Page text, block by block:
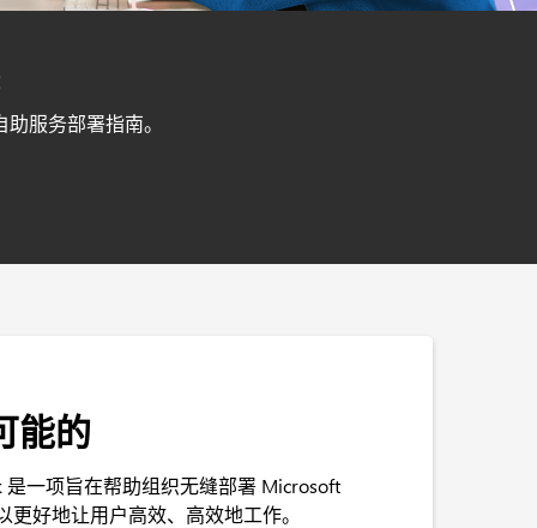
服务部署指南。
能的
是一项旨在帮助组织无缝部署 Microsoft
好地让用户高效、高效地工作。